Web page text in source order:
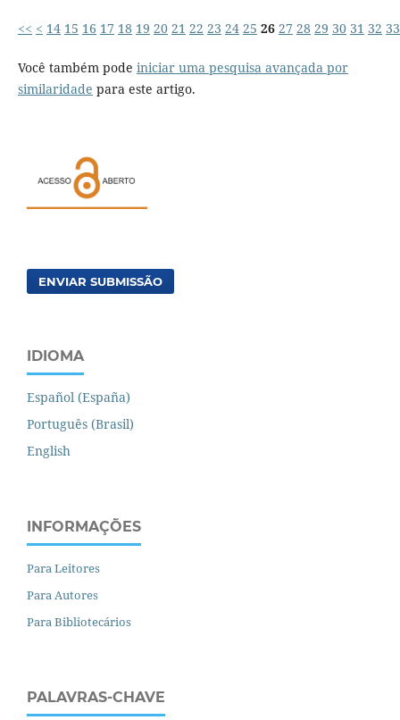
<< < 14 15 16 17 18 19 20 21 22 23 24 25 26 27 28 29 30 31 32 33
Você também pode iniciar uma pesquisa avançada por
similaridade para este artigo.
ENVIAR SUBMISSÃO
IDIOMA
Español (España)
Português (Brasil)
English
INFORMAÇÕES
Para Leitores
Para Autores
Para Bibliotecários
PALAVRAS-CHAVE